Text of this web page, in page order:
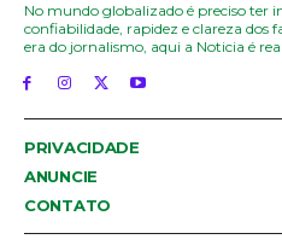
No mundo globalizado é preciso ter
confiabilidade, rapidez e clareza dos
era do jornalismo, aqui a Noticia é
PRIVACIDADE
ANUNCIE
CONTATO